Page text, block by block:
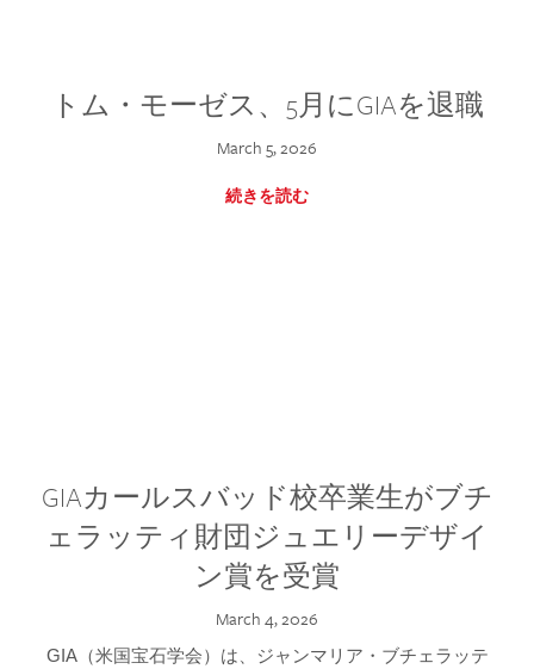
トム・モーゼス、5月にGIAを退職
March 5, 2026
続きを読む
GIAカールスバッド校卒業生がブチ
ェラッティ財団ジュエリーデザイ
ン賞を受賞
March 4, 2026
GIA（米国宝石学会）は、ジャンマリア・ブチェラッテ